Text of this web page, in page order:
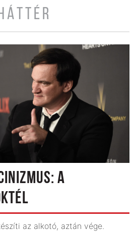
A
az alkotó, aztán vége.